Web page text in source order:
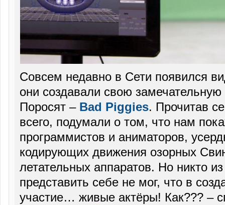
Совсем недавно в Сети появился
они создавали свою
Поросят – Bad Piggies. Прочитав
всего, подумали о том, что нам
программистов и аниматоров,
кодирующих движения озорных
летательных аппаратов. Но никто
представить себе не мог, что в
участие… живые актёры! Как??? –